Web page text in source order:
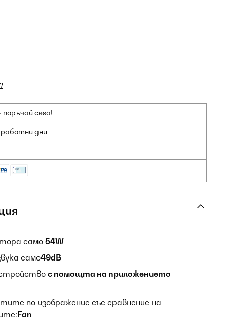
сега!
дни
само 54W
само49dB
с помощта на приложението
по изображение със сравнение на
Fan